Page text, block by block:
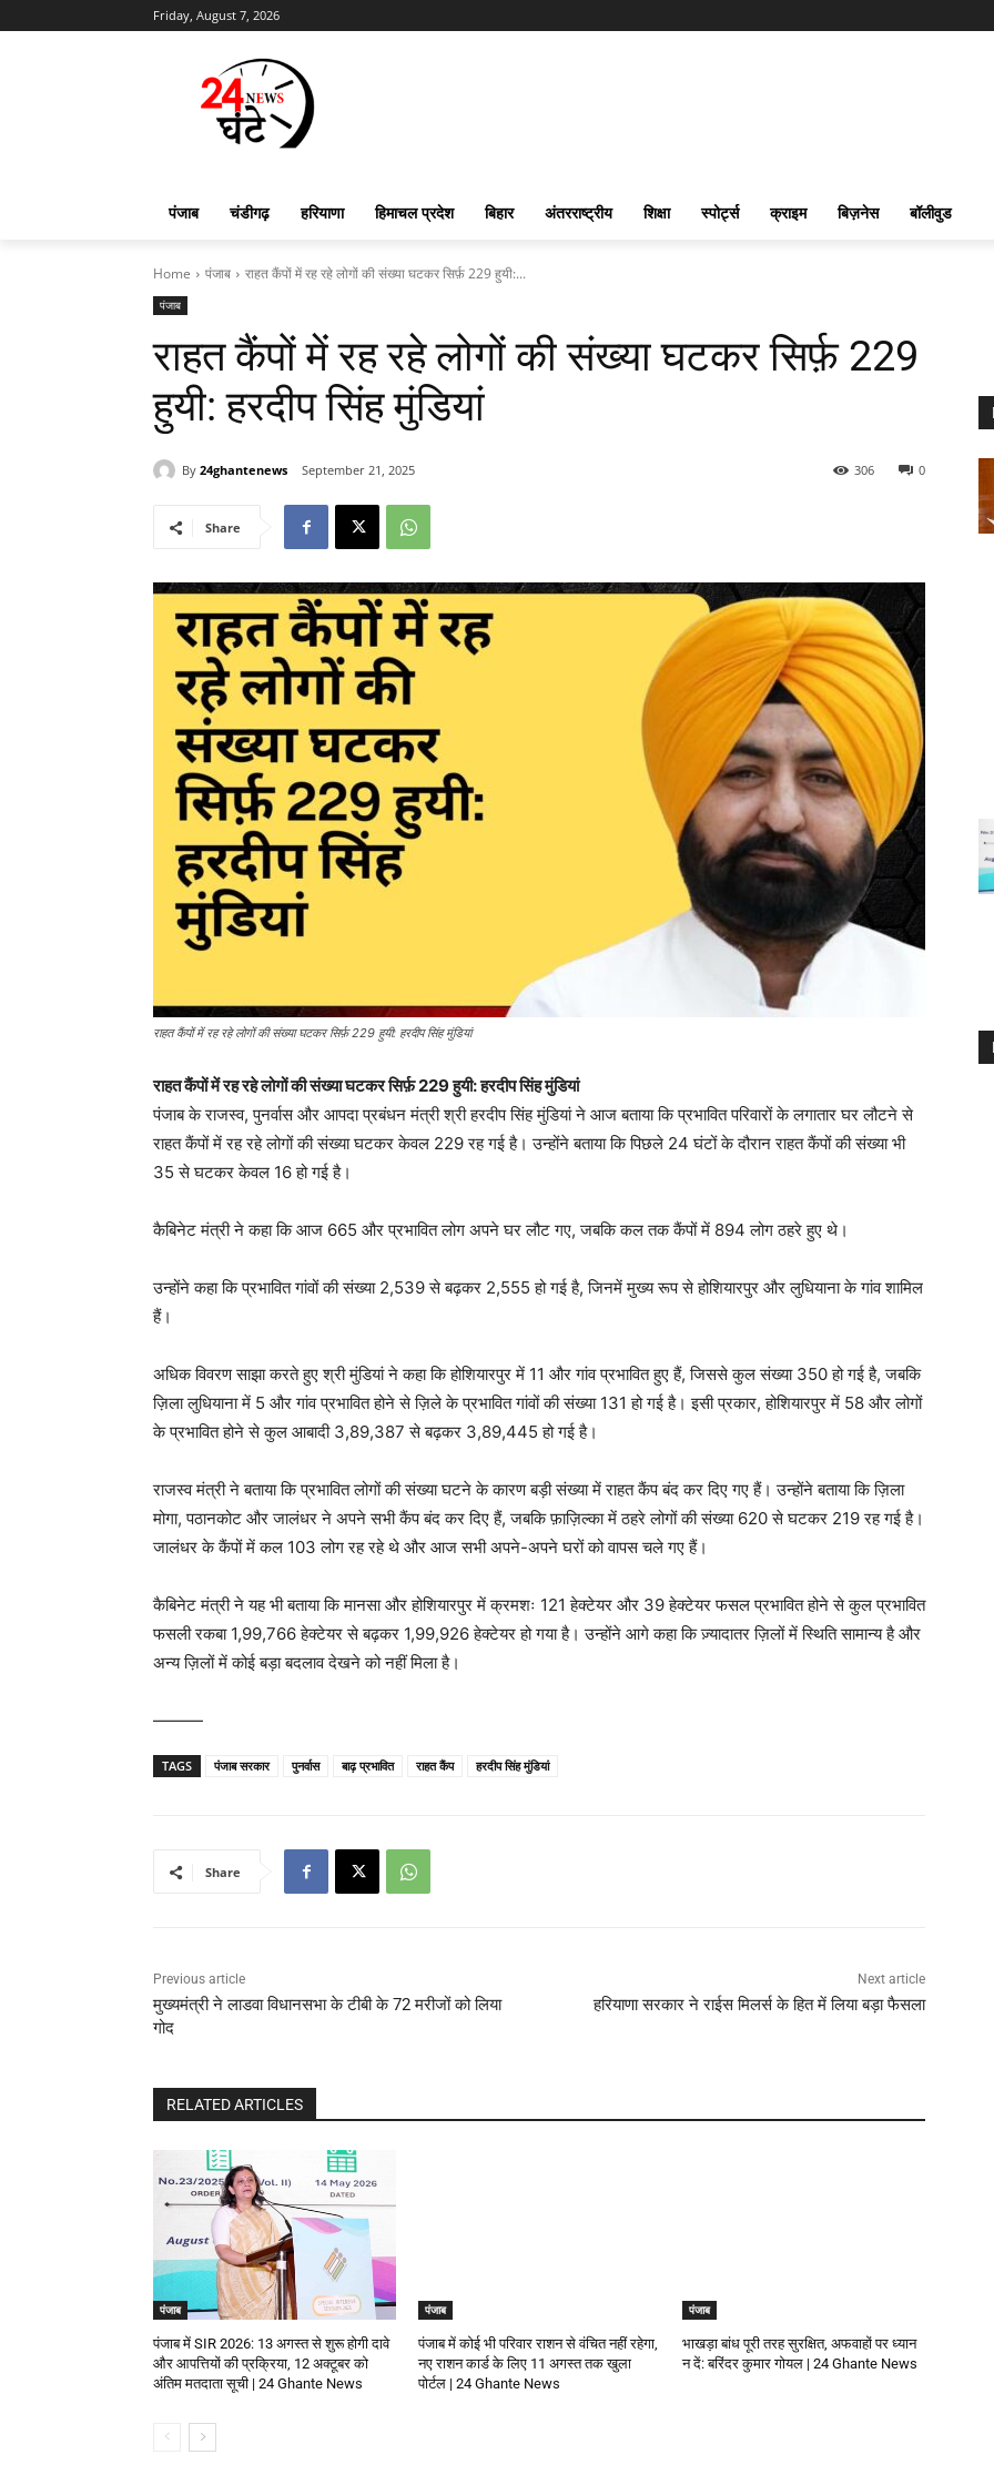
Friday, August 7, 2026
पंजाब चंडीगढ़ हरियाणा हिमाचल प्रदेश बिहार अंतरराष्ट्रीय शिक्षा स्पोर्ट्स क्राइम बिज़नेस बॉलीवुड
Home पंजाब राहत कैंपों में रह रहे लोगों की संख्या घटकर सिर्फ़ 229 हुयी:...
पंजाब
राहत कैंपों में रह रहे लोगों की संख्या घटकर सिर्फ़ 229
हुयी: हरदीप सिंह मुंडियां
By 24ghantenews September 21, 2025 0
306
Share
राहत कैंपों में रह रहे लोगों की संख्या घटकर सिर्फ़ 229 हुयी: हरदीप सिंह मुंडियां
राहत कैंपों में रह रहे लोगों की संख्या घटकर सिर्फ़ 229 हुयी: हरदीप सिंह मुंडियां
पंजाब के राजस्व, पुनर्वास और आपदा प्रबंधन मंत्री श्री हरदीप सिंह मुंडियां ने आज बताया कि प्रभावित परिवारों के लगातार घर लौटने से
राहत कैंपों में रह रहे लोगों की संख्या घटकर केवल 229 रह गई है। उन्होंने बताया कि पिछले 24 घंटों के दौरान राहत कैंपों की संख्या भी
35 से घटकर केवल 16 हो गई है।
कैबिनेट मंत्री ने कहा कि आज 665 और प्रभावित लोग अपने घर लौट गए, जबकि कल तक कैंपों में 894 लोग ठहरे हुए थे।
उन्होंने कहा कि प्रभावित गांवों की संख्या 2,539 से बढ़कर 2,555 हो गई है, जिनमें मुख्य रूप से होशियारपुर और लुधियाना के गांव शामिल
हैं।
अधिक विवरण साझा करते हुए श्री मुंडियां ने कहा कि होशियारपुर में 11 और गांव प्रभावित हुए हैं, जिससे कुल संख्या 350 हो गई है, जबकि
ज़िला लुधियाना में 5 और गांव प्रभावित होने से ज़िले के प्रभावित गांवों की संख्या 131 हो गई है। इसी प्रकार, होशियारपुर में 58 और लोगों
के प्रभावित होने से कुल आबादी 3,89,387 से बढ़कर 3,89,445 हो गई है।
राजस्व मंत्री ने बताया कि प्रभावित लोगों की संख्या घटने के कारण बड़ी संख्या में राहत कैंप बंद कर दिए गए हैं। उन्होंने बताया कि ज़िला
मोगा, पठानकोट और जालंधर ने अपने सभी कैंप बंद कर दिए हैं, जबकि फ़ाज़िल्का में ठहरे लोगों की संख्या 620 से घटकर 219 रह गई है।
जालंधर के कैंपों में कल 103 लोग रह रहे थे और आज सभी अपने-अपने घरों को वापस चले गए हैं।
कैबिनेट मंत्री ने यह भी बताया कि मानसा और होशियारपुर में क्रमशः 121 हेक्टेयर और 39 हेक्टेयर फसल प्रभावित होने से कुल प्रभावित
फसली रकबा 1,99,766 हेक्टेयर से बढ़कर 1,99,926 हेक्टेयर हो गया है। उन्होंने आगे कहा कि ज़्यादातर ज़िलों में स्थिति सामान्य है और
अन्य ज़िलों में कोई बड़ा बदलाव देखने को नहीं मिला है।
———
TAGS पंजाब सरकार पुनर्वास बाढ़ प्रभावित राहत कैंप हरदीप सिंह मुंडियां
Share
Previous article
मुख्यमंत्री ने लाडवा विधानसभा के टीबी के 72 मरीजों को लिया
गोद
Next article
हरियाणा सरकार ने राईस मिलर्स के हित में लिया बड़ा फैसला
RELATED ARTICLES
पंजाब
पंजाब में SIR 2026: 13 अगस्त से शुरू होगी दावे
और आपत्तियों की प्रक्रिया, 12 अक्टूबर को
अंतिम मतदाता सूची | 24 Ghante News
पंजाब
पंजाब में कोई भी परिवार राशन से वंचित नहीं रहेगा,
नए राशन कार्ड के लिए 11 अगस्त तक खुला
पोर्टल | 24 Ghante News
पंजाब
भाखड़ा बांध पूरी तरह सुरक्षित, अफवाहों पर ध्यान
न दें: बरिंदर कुमार गोयल | 24 Ghante News